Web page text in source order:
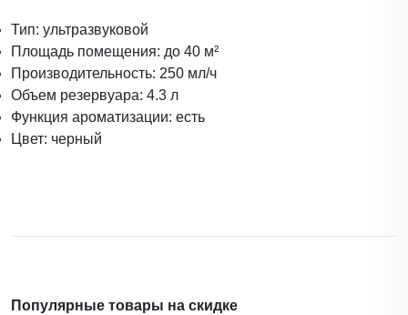
Тип: ультразвуковой
Площадь помещения: до 40 м²
Производительность: 250 мл/ч
Объем резервуара: 4.3 л
Функция ароматизации: есть
Цвет: черный
Популярные товары на скидке